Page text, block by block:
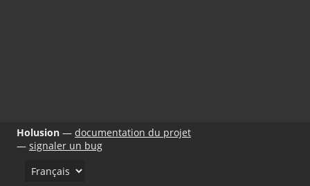
Holusion
documentation du projet
signaler un bug